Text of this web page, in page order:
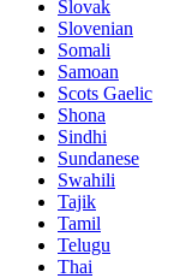
Slovak
Slovenian
Somali
Samoan
Scots Gaelic
Shona
Sindhi
Sundanese
Swahili
Tajik
Tamil
Telugu
Thai